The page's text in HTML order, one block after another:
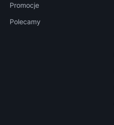
Promocje
Polecamy